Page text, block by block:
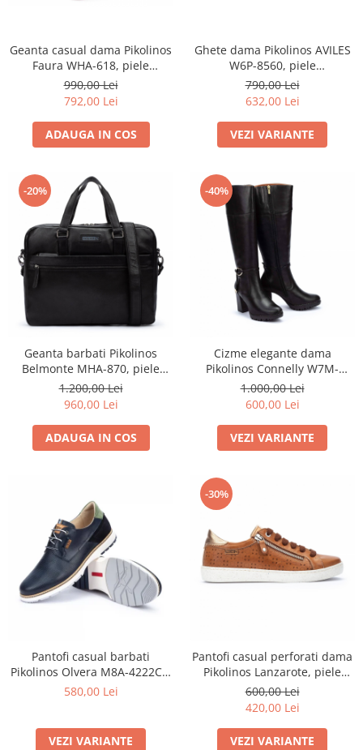
PANTOFI CASUAL
PANTOFI SPORT SI TENISI
PANTOFI ELEGANTI
PAPUCI
BOTINE SI GHETE
CIZME
PALARII
CASUAL
DE SEARA
PAPUCI, SABOTI
PAPUCI
SABOTI
BOTINE SI GHETE
BOCANCI
CASUAL
ELEGANT
OFFICE
SPORT
CIZME
CASUAL
ELEGANT
TAMARIS
Geanta casual dama Pikolinos
Faura WHA-618, piele
naturala, nectar
990,00 Lei
792,00 Lei
ADAUGA IN COS
Ghete dama Pikolinos AVILES
W6P-8560, piele
naturala,negru
790,00 Lei
632,00 Lei
VEZI VARIANTE
-20%
Geanta barbati Pikolinos
Belmonte MHA-870, piele
naturala, neagra
1.200,00 Lei
960,00 Lei
ADAUGA IN COS
-40%
Cizme elegante dama
Pikolinos Connelly W7M-
9798,piele naturala
1.000,00 Lei
600,00 Lei
VEZI VARIANTE
Pantofi casual barbati
Pikolinos Olvera M8A-4222C1,
piele naturala, negri
580,00 Lei
VEZI VARIANTE
-30%
Pantofi casual perforati dama
Pikolinos Lanzarote, piele
naturala
600,00 Lei
420,00 Lei
VEZI VARIANTE